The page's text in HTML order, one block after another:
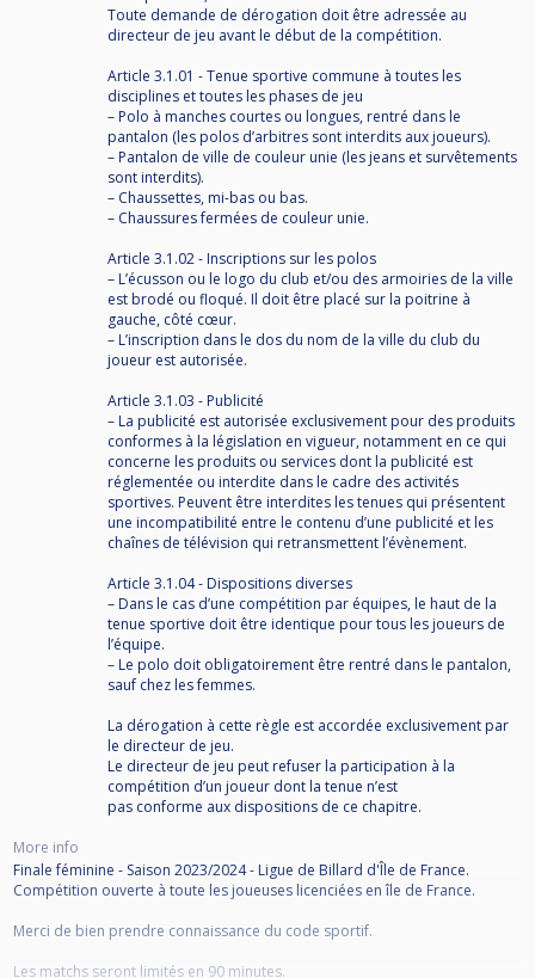
Toute demande de dérogation doit être adressée au
directeur de jeu avant le début de la compétition.
Article 3.1.01 - Tenue sportive commune à toutes les
disciplines et toutes les phases de jeu
– Polo à manches courtes ou longues, rentré dans le
pantalon (les polos d’arbitres sont interdits aux joueurs).
– Pantalon de ville de couleur unie (les jeans et survêtements
sont interdits).
– Chaussettes, mi-bas ou bas.
– Chaussures fermées de couleur unie.
Article 3.1.02 - Inscriptions sur les polos
– L’écusson ou le logo du club et/ou des armoiries de la ville
est brodé ou floqué. Il doit être placé sur la poitrine à
gauche, côté cœur.
– L’inscription dans le dos du nom de la ville du club du
joueur est autorisée.
Article 3.1.03 - Publicité
– La publicité est autorisée exclusivement pour des produits
conformes à la législation en vigueur, notamment en ce qui
concerne les produits ou services dont la publicité est
réglementée ou interdite dans le cadre des activités
sportives. Peuvent être interdites les tenues qui présentent
une incompatibilité entre le contenu d’une publicité et les
chaînes de télévision qui retransmettent l’évènement.
Article 3.1.04 - Dispositions diverses
– Dans le cas d’une compétition par équipes, le haut de la
tenue sportive doit être identique pour tous les joueurs de
l’équipe.
– Le polo doit obligatoirement être rentré dans le pantalon,
sauf chez les femmes.
La dérogation à cette règle est accordée exclusivement par
le directeur de jeu.
Le directeur de jeu peut refuser la participation à la
compétition d’un joueur dont la tenue n’est
pas conforme aux dispositions de ce chapitre.
More info
Finale féminine - Saison 2023/2024 - Ligue de Billard d'Île de France.
Compétition ouverte à toute les joueuses licenciées en île de France.
Merci de bien prendre connaissance du code sportif.
Les matchs seront limités en 90 minutes.